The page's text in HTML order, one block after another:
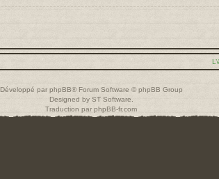
Développé par phpBB® Forum Software © phpBB Group
Designed by ST Software
Traduction par phpBB-fr.com